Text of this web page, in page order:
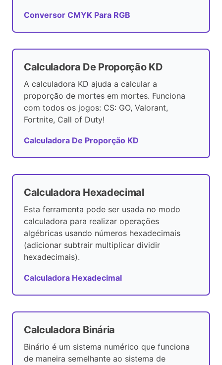
Conversor CMYK Para RGB
Calculadora De Proporção KD
A calculadora KD ajuda a calcular a
proporção de mortes em mortes. Funciona
com todos os jogos: CS: GO, Valorant,
Fortnite, Call of Duty!
Calculadora De Proporção KD
Calculadora Hexadecimal
Esta ferramenta pode ser usada no modo
calculadora para realizar operações
algébricas usando números hexadecimais
(adicionar subtrair multiplicar dividir
hexadecimais).
Calculadora Hexadecimal
Calculadora Binária
Binário é um sistema numérico que funciona
de maneira semelhante ao sistema de